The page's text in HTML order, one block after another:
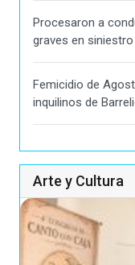
Procesaron a
graves en siniestro
Femicidio de
inquilinos de
Arte y Cultura